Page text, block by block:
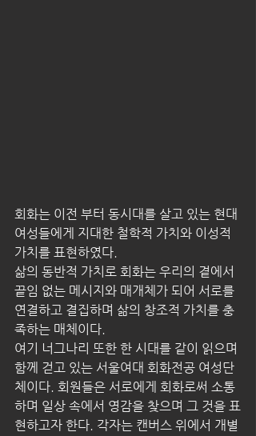
회화는 이전 부터 동시대를 살고 있는 현대
여성들에게 지대한 철학적 가치와 이성적
가치를 표현하였다.
삶의 동반적 가치로 회화는 우리의 곁에서
끝임 없는 메시지와 매개체가 되어 서로를
연결하고 결집하며 삶의 창조적 가치를 충
족하는 매체이다.
여기 너그나리 또한 한 시대를 같이 읽으며
함께 걷고 있는 서울여대 회화전공 여성단
체이다. 회원들은 서로에게 회화로써 소통
하며 일상 속에서 영감을 찾으며 그 것을 표
현하고자 한다. 각자는 캔버스 위에서 개별